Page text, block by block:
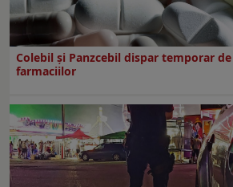
Colebil și Panzcebil dispar temporar
farmaciilor